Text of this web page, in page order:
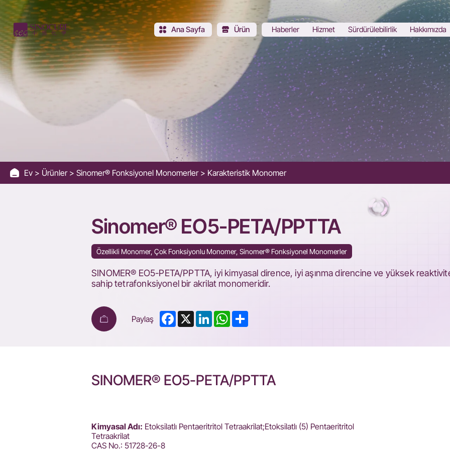
Sinomer®
EO5-
PETA/PPTTA
Ana Sayfa Ürün Haberler Hizmet Sürdürülebilirlik Hakkımızda
Ev Ürünler Sinomer® Fonksiyonel Monomerler Karakteristik Monomer
Sinomer® EO5-PETA/PPTTA
Özellikli Monomer, Çok Fonksiyonlu Monomer, Sinomer® Fonksiyonel Monomerler
SINOMER® EO5-PETA/PPTTA, iyi kimyasal dirence, iyi aşınma direncine ve yüksek
sahip tetrafonksiyonel bir akrilat monomeridir.
Paylaş Facebook
X LinkedInWhatsApp
SINOMER® EO5-PETA/PPTTA
Kimyasal Adı: Etoksilatlı Pentaeritritol Tetraakrilat;Etoksilatlı (5) Pentaeritritol
Tetraakrilat
CAS No.: 51728-26-8